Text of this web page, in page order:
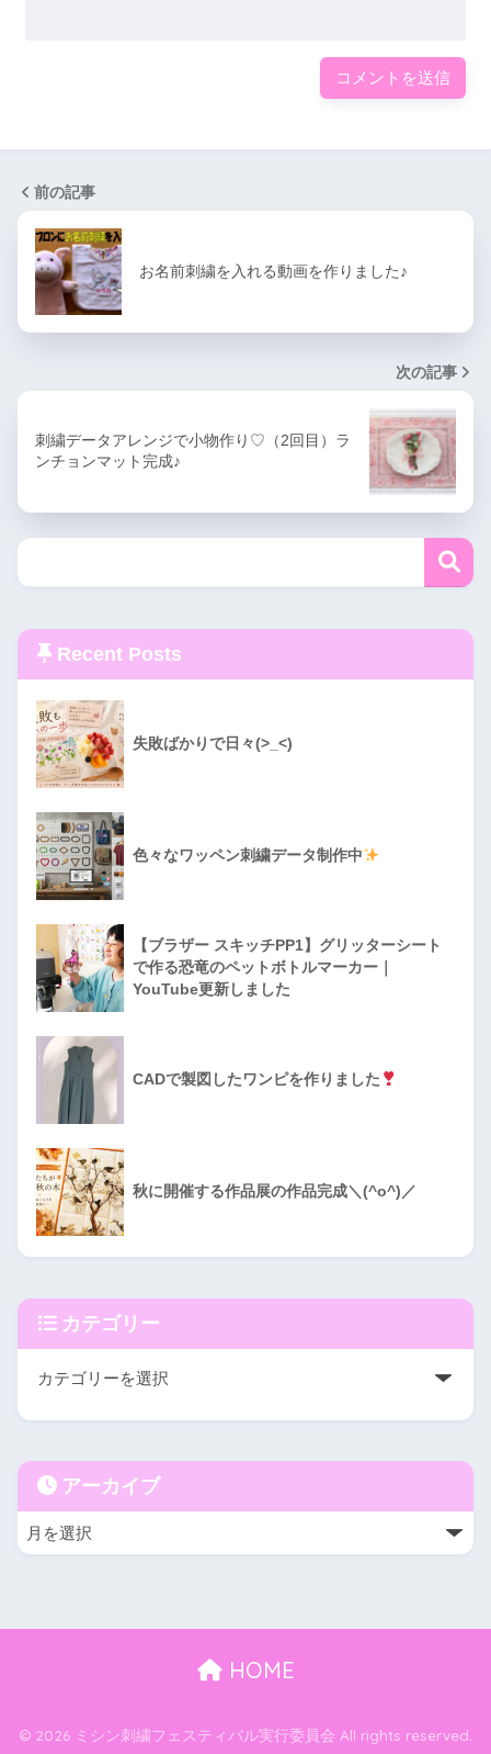
前の記事
お名前刺繍を入れる動画を作りました♪
次の記事
刺繍データアレンジで小物作り♡（2回目）ラ
ンチョンマット完成♪
Recent Posts
失敗ばかりで日々(>_<)
色々なワッペン刺繍データ制作中
【ブラザー スキッチPP1】グリッターシート
で作る恐竜のペットボトルマーカー｜
YouTube更新しました
CADで製図したワンピを作りました
秋に開催する作品展の作品完成＼(^o^)／
カテゴリー
アーカイブ
HOME
© 2026 ミシン刺繍フェスティバル実行委員会 All rights reserved.